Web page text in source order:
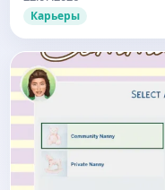
Карьеры